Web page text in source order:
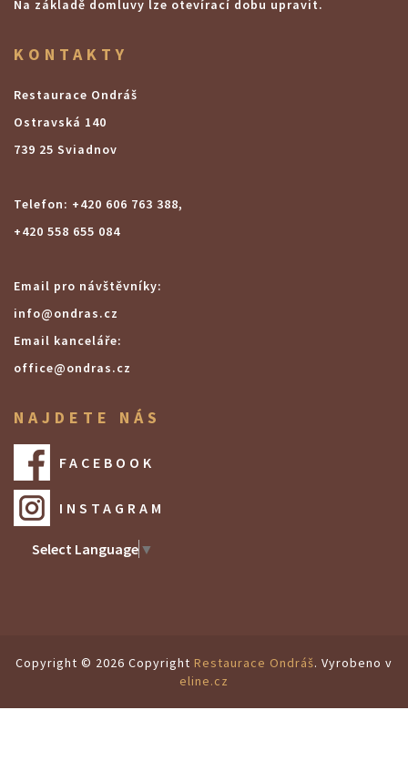
Na základě domluvy lze otevírací dobu upravit.
KONTAKTY
Restaurace Ondráš
Ostravská 140
739 25 Sviadnov
Telefon: +420 606 763 388,
+420 558 655 084
Email pro návštěvníky:
info@ondras.cz
Email kanceláře:
office@ondras.cz
NAJDETE NÁS
FACEBOOK
INSTAGRAM
Select Language ▼
Copyright © 2026 Copyright Restaurace Ondráš. Vyrobeno v
eline.cz